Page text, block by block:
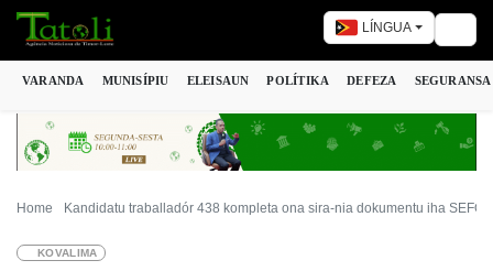
LÍNGUA
VARANDA MUNISÍPIU ELEISAUN POLÍTIKA DEFEZA SEGURANSA
Home Kandidatu traballadór 438 kompleta ona sira-nia dokumentu iha
KOVALIMA